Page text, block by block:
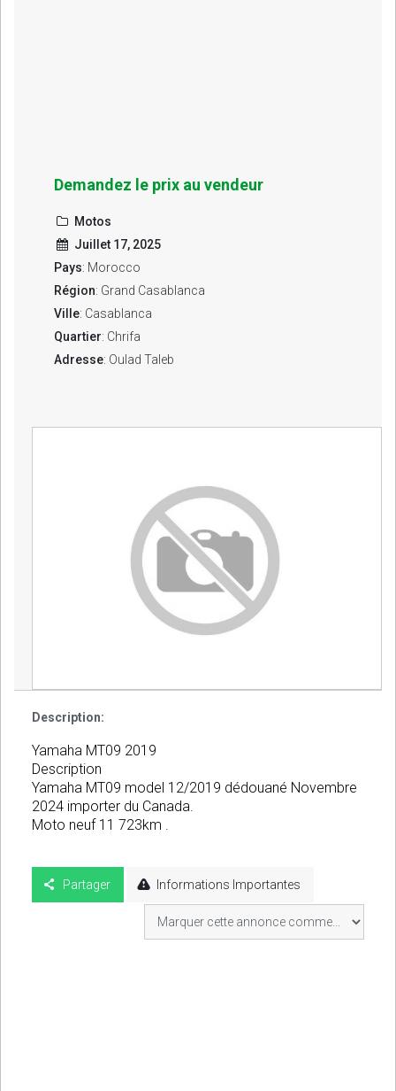
Demandez le prix au vendeur
Motos
Juillet 17, 2025
Pays: Morocco
Région: Grand Casablanca
Ville: Casablanca
Quartier: Chrifa
Adresse: Oulad Taleb
Description:
Yamaha MT09 2019
Description
Yamaha MT09 model 12/2019 dédouané Novembre
2024 importer du Canada.
Moto neuf 11 723km .
Partager Informations Importantes